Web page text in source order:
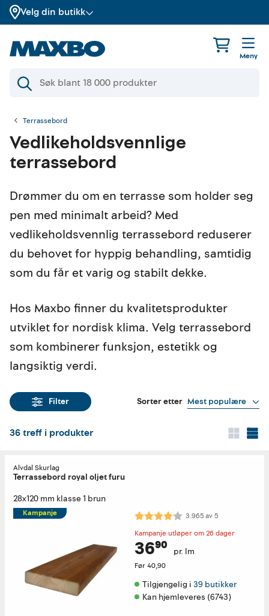
Velg din butikk
Meny
Terrassebord
Vedlikeholdsvennlige
terrassebord
Drømmer du om en terrasse som holder seg
pen med minimalt arbeid? Med
vedlikeholdsvennlig terrassebord reduserer
du behovet for hyppig behandling, samtidig
som du får et varig og stabilt dekke.
Hos Maxbo finner du kvalitetsprodukter
utviklet for nordisk klima. Velg terrassebord
som kombinerer funksjon, estetikk og
langsiktig verdi.
Filter Sorter etter Mest populære
36treff i produkter
Alvdal Skurlag
Terrassebord royal oljet furu
28x120 mm klasse 1 brun
Kampanje Karakter: 4.0 av 5 mulige
3.965av5
Kampanje utløper om 26 dager
36⁹⁰ pr. lm
Før40,90
Tilgjengelig i 39 butikker
Kan hjemleveres (6743)